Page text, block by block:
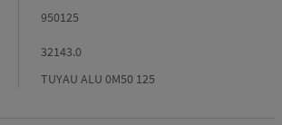
950125
32143.0
TUYAU ALU 0M50 125